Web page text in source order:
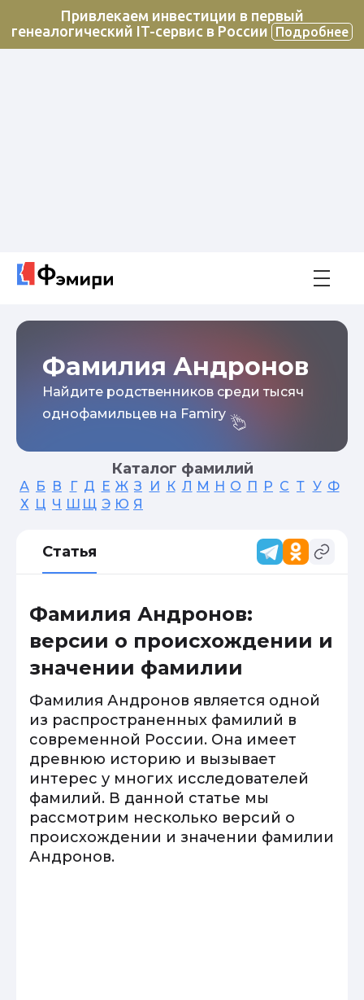
Привлекаем инвестиции в первый
генеалогический IT-сервис в России
Подробнее
Фамилия Андронов
Найдите родственников среди тысяч
однофамильцев на Famiry
Каталог фамилий
А Б В Г Д Е Ж З И К Л М Н О П Р С Т У Ф
Х Ц Ч Ш Щ Э Ю Я
Статья
Фамилия Андронов:
версии о происхождении и
значении фамилии
Фамилия Андронов является одной
из распространенных фамилий в
современной России. Она имеет
древнюю историю и вызывает
интерес у многих исследователей
фамилий. В данной статье мы
рассмотрим несколько версий о
происхождении и значении фамилии
Андронов.